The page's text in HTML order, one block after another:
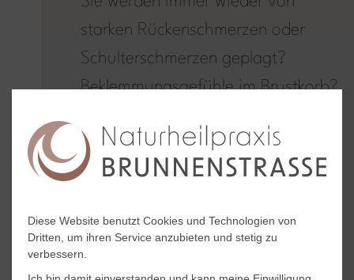
starken Rückenschmerzen oder
Schulterschmerzen geplagt?
Beklemmungsgefühle im Brustkorb?
Migräne? Schwindel ohne
erkennbare Ursache? Chronisch
starke Schmerzen durch Arthrose?
Sprechen wir darüber. Als
Diese Website benutzt Cookies und Technologien von
Dritten, um ihren Service anzubieten und stetig zu
verbessern.